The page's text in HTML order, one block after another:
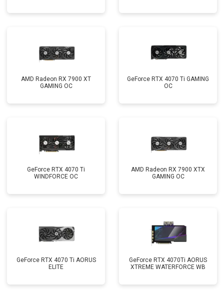
AMD Radeon RX 7900 XT
GAMING OC
GeForce RTX 4070 Ti GAMING
OC
GeForce RTX 4070 Ti
WINDFORCE OC
AMD Radeon RX 7900 XTX
GAMING OC
GeForce RTX 4070 Ti AORUS
ELITE
GeForce RTX 4070Ti AORUS
XTREME WATERFORCE WB